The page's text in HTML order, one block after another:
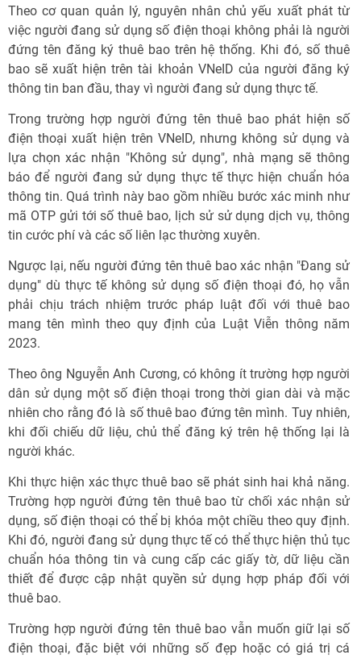
Theo cơ quan quản lý, nguyên nhân chủ yếu xuất phát từ
việc người đang sử dụng số điện thoại không phải là người
đứng tên đăng ký thuê bao trên hệ thống. Khi đó, số thuê
bao sẽ xuất hiện trên tài khoản VNeID của người đăng ký
thông tin ban đầu, thay vì người đang sử dụng thực tế.
Trong trường hợp người đứng tên thuê bao phát hiện số
điện thoại xuất hiện trên VNeID, nhưng không sử dụng và
lựa chọn xác nhận "Không sử dụng", nhà mạng sẽ thông
báo để người đang sử dụng thực tế thực hiện chuẩn hóa
thông tin. Quá trình này bao gồm nhiều bước xác minh như
mã OTP gửi tới số thuê bao, lịch sử sử dụng dịch vụ, thông
tin cước phí và các số liên lạc thường xuyên.
Ngược lại, nếu người đứng tên thuê bao xác nhận "Đang sử
dụng" dù thực tế không sử dụng số điện thoại đó, họ vẫn
phải chịu trách nhiệm trước pháp luật đối với thuê bao
mang tên mình theo quy định của Luật Viễn thông năm
2023.
Theo ông Nguyễn Anh Cương, có không ít trường hợp người
dân sử dụng một số điện thoại trong thời gian dài và mặc
nhiên cho rằng đó là số thuê bao đứng tên mình. Tuy nhiên,
khi đối chiếu dữ liệu, chủ thể đăng ký trên hệ thống lại là
người khác.
Khi thực hiện xác thực thuê bao sẽ phát sinh hai khả năng.
Trường hợp người đứng tên thuê bao từ chối xác nhận sử
dụng, số điện thoại có thể bị khóa một chiều theo quy định.
Khi đó, người đang sử dụng thực tế có thể thực hiện thủ tục
chuẩn hóa thông tin và cung cấp các giấy tờ, dữ liệu cần
thiết để được cập nhật quyền sử dụng hợp pháp đối với
thuê bao.
Trường hợp người đứng tên thuê bao vẫn muốn giữ lại số
điện thoại, đặc biệt với những số đẹp hoặc có giá trị cá